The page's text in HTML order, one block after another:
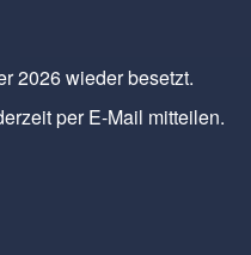
2026 wieder besetzt.
per E-Mail mitteilen.